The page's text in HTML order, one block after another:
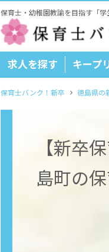
保育士・幼稚園教諭を目指す「
求人を探す キープ
保育士バンク！新卒 徳島県の
【新卒
島町の